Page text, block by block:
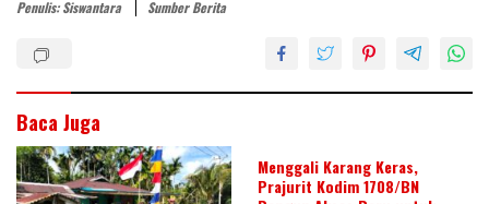
e er e
n
b
o p
Penulis: Siswantara Sumber Berita
Baca Juga
Menggali Karang Keras,
Prajurit Kodim 1708/BN